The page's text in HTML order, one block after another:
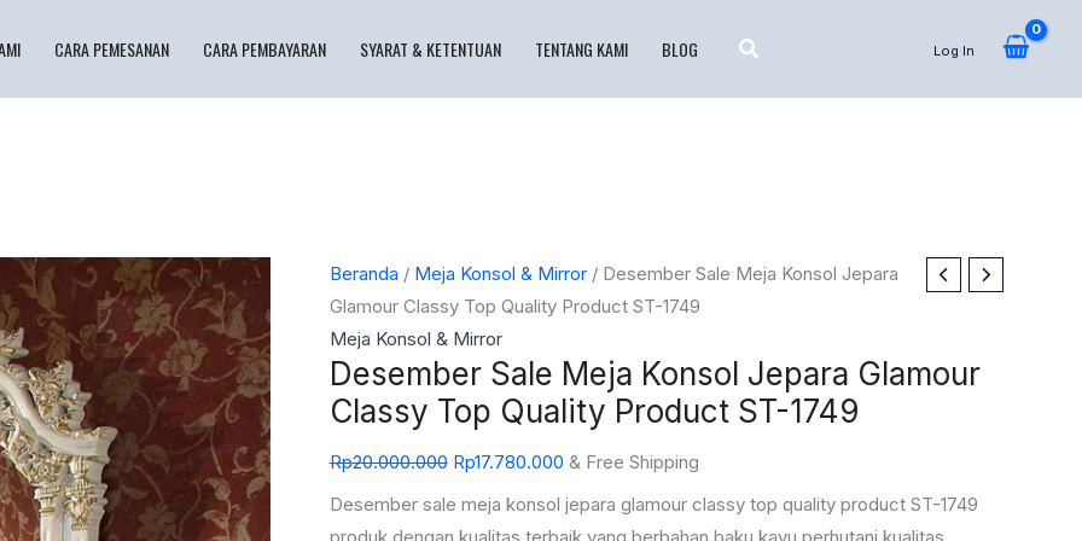
CARA PEMESANAN CARA PEMBAYARAN SYARAT & KETENTUAN TENTANG KAMI BLOG Log In
Beranda / Meja Konsol & Mirror/ Desember Sale Meja Konsol Jepara
Glamour Classy Top Quality Product ST-1749
Meja Konsol & Mirror
Desember Sale Meja Konsol Jepara Glamour
Classy Top Quality Product ST-1749
Rp20.000.000
Harga
aslinya
adalah:
Rp20.000.000.
Rp17.780.000
Harga
saat
adalah:
Rp17.780.000.
& Free Shipping
Desember sale meja konsol jepara glamour classy top quality product ST-1749
produk dengan kualitas terbaik yang berbahan baku kayu perhutani kualitas
Kuantitas
Desember
Sale
Meja
Konsol
Glamour
Classy
Top